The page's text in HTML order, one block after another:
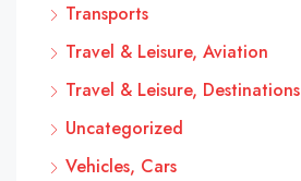
Transports
Travel & Leisure, Aviation
Travel & Leisure, Destinations
Uncategorized
Vehicles, Cars